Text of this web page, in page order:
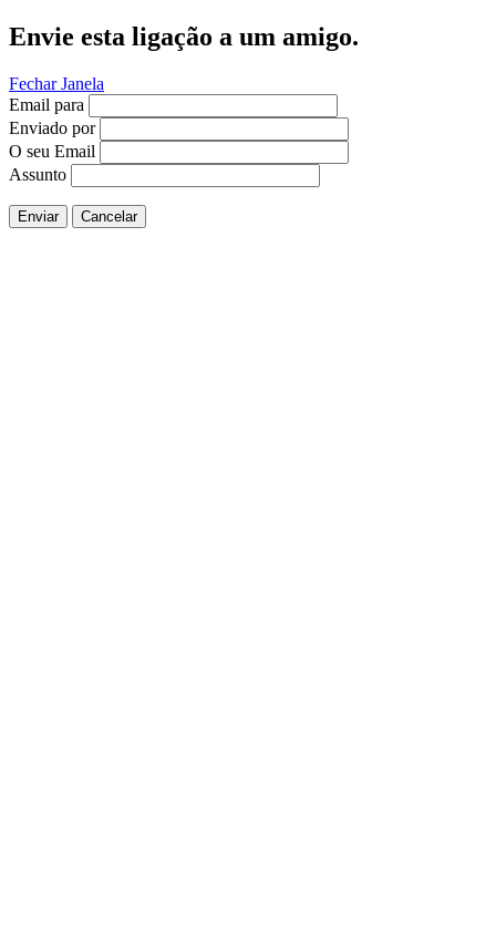
Envie esta ligação a um amigo.
Fechar Janela
Email para
Enviado por
O seu Email
Assunto
Enviar Cancelar